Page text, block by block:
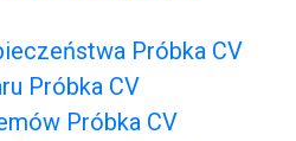
Próbka CV
Próbka CV
Próbka CV